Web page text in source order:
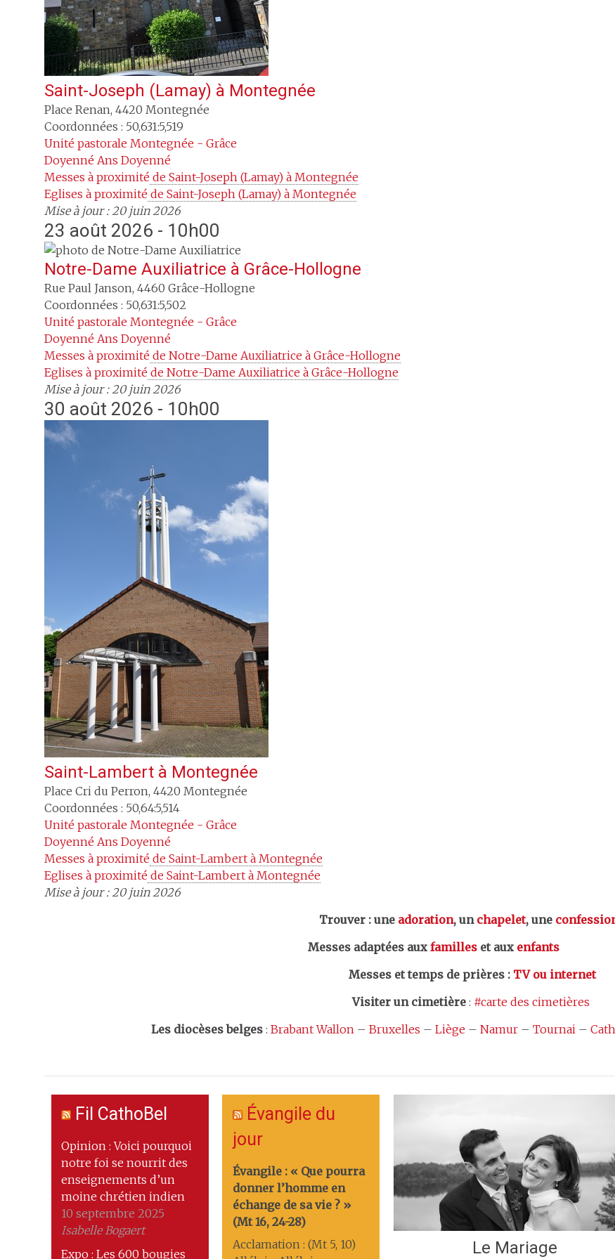
Saint-Joseph (Lamay) à Montegnée
Place Renan, 4420 Montegnée
Coordonnées : 50,631:5,519
Unité pastorale Montegnée - Grâce
Doyenné Ans Doyenné
Messes à proximité de Saint-Joseph (Lamay) à Montegnée
Eglises à proximité de Saint-Joseph (Lamay) à Montegnée
Mise à jour : 20 juin 2026
23 août 2026 - 10h00
Notre-Dame Auxiliatrice à Grâce-Hollogne
Rue Paul Janson, 4460 Grâce-Hollogne
Coordonnées : 50,631:5,502
Unité pastorale Montegnée - Grâce
Doyenné Ans Doyenné
Messes à proximité de Notre-Dame Auxiliatrice à Grâce-Hollogne
Eglises à proximité de Notre-Dame Auxiliatrice à Grâce-Hollogne
Mise à jour : 20 juin 2026
30 août 2026 - 10h00
Saint-Lambert à Montegnée
Place Cri du Perron, 4420 Montegnée
Coordonnées : 50,64:5,514
Unité pastorale Montegnée - Grâce
Doyenné Ans Doyenné
Messes à proximité de Saint-Lambert à Montegnée
Eglises à proximité de Saint-Lambert à Montegnée
Mise à jour : 20 juin 2026
Trouver : une adoration, un chapelet, une
Messes adaptées aux familles et aux enfants
Messes et temps de prières : TV ou internet
Visiter un cimetière : #carte des cimetières
Les diocèses belges : Brabant Wallon – Bruxelles – Liège – Namur – Tournai –
Fil CathoBel
Opinion : Voici pourquoi
notre foi se nourrit des
enseignements d’un
moine chrétien indien
10 septembre 2025
Isabelle Bogaert
Expo : Les 600 bougies
Évangile du
jour
Évangile : « Que pourra
donner l’homme en
échange de sa vie ? »
(Mt 16, 24-28)
Acclamation : (Mt 5, 10)
Le Mariage